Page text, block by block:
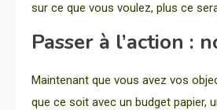
sur ce que vous voulez, plus ce
Passer à l’action :
Maintenant que vous avez vos
que ce soit avec un budget papier,